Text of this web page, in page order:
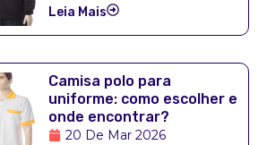
Leia Mais
Camisa polo para
uniforme: como escolher e
onde encontrar?
20 De Mar 2026